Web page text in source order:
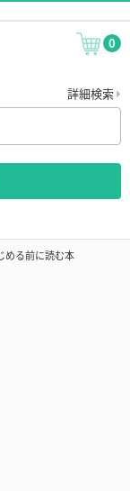
0
詳細検索
める前に読む本